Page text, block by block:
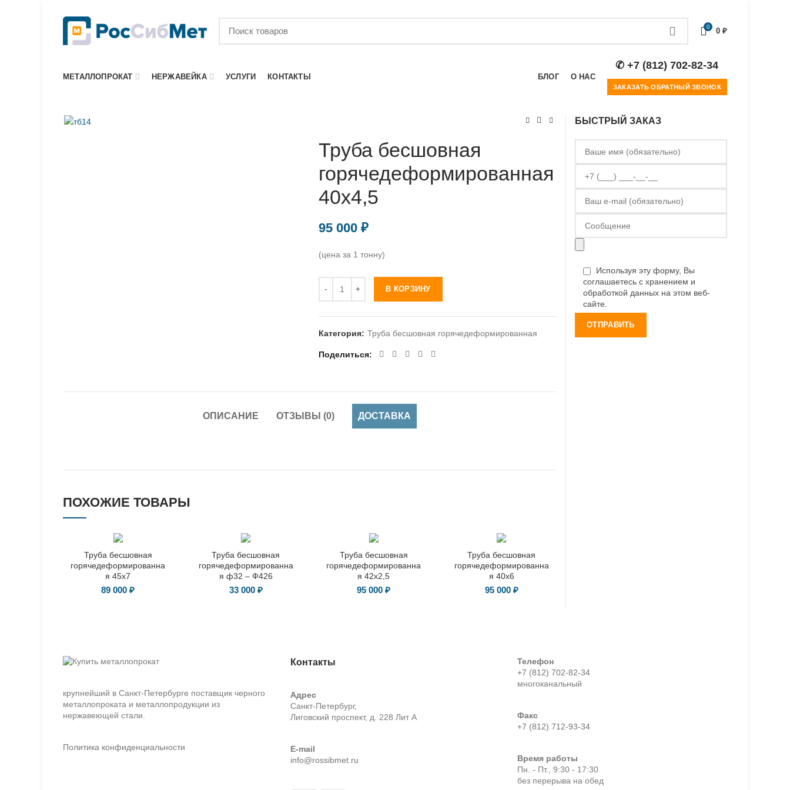
0 0 ₽
МЕТАЛЛОПРОКАТ НЕРЖАВЕЙКА УСЛУГИ КОНТАКТЫ БЛОГ О НАС
✆ +7 (812) 702-82-34
ЗАКАЗАТЬ ОБРАТНЫЙ ЗВОНОК
Труба бесшовная
горячедеформированная
40х4,5
95 000 ₽
(цена за 1 тонну)
В КОРЗИНУ
Категория: Труба бесшовная горячедеформированная
Поделиться
ОПИСАНИЕ ОТЗЫВЫ (0) ДОСТАВКА
ПОХОЖИЕ ТОВАРЫ
Труба бесшовная
горячедеформированна
я 45х7
89 000₽
Труба бесшовная
горячедеформированна
я ф32 – Ф426
33 000 ₽
Труба бесшовная
горячедеформированна
я 42х2,5
95 000₽
Труба бесшовная
горячедеформированна
я 40х6
95 000 ₽
БЫСТРЫЙ ЗАКАЗ
Используя эту форму, Вы
соглашаетесь с хранением и
обработкой данных на этом веб-
сайте.
крупнейший в Санкт-Петербурге поставщик черного
металлопроката и металлопродукции из
нержавеющей стали.
Политика конфиденциальности
Контакты
Адрес
Санкт-Петербург,
Лиговский проспект, д. 228 Лит А
E-mail
info@rossibmet.ru
Телефон
+7 (812) 702-82-34
многоканальный
Факс
+7 (812) 712-93-34
Время работы
Пн. - Пт., 9:30 - 17:30
без перерыва на обед